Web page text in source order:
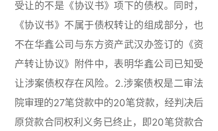
受让的不是《协议书》项下的债权。同时，
《协议书》不属于债权转让的组成部分，也
不在华鑫公司与东方资产武汉办签订的《资
产转让协议》附件中，表明华鑫公司已知受
让涉案债权存在风险。2.涉案债权是二审法
院审理的27笔贷款中的20笔贷款，经判决后
原贷款合同权利义务已终止，即20笔贷款合